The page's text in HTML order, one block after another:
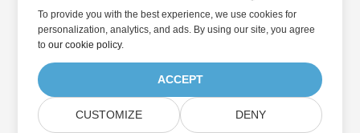
To provide you with the best experience, we use cookies for
personalization, analytics, and ads. By using our site, you agree
toour cookie policy.
ACCEPT
CUSTOMIZE DENY